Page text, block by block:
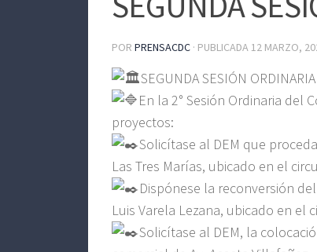
POR PRENSACDC · PUBLICADA 12 MARZO,
SEGUNDA SESIÓN ORDINARIA
En la 2° Sesión Ordinaria del
proyectos:
Solicítase al DEM que
Las Tres Marías, ubicado en el
Dispónese la reconversión
Luis Varela Lezana, ubicado en el
Solicítase al DEM, la